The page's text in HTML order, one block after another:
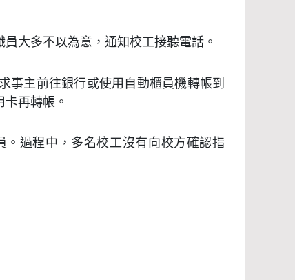
大多不以為意，通知校工接聽電話。
事主前往銀行或使用自動櫃員機轉帳到
再轉帳。
過程中，多名校工沒有向校方確認指